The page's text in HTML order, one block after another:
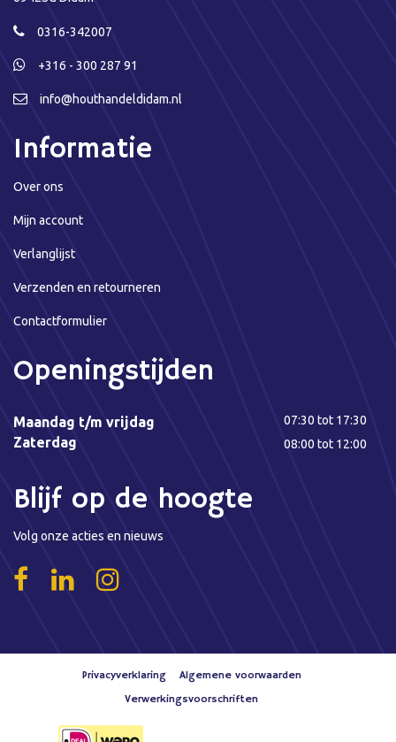
0316-342007
+316 - 300 287 91
info@houthandeldidam.nl
Informatie
Over ons
Mijn account
Verlanglijst
Verzenden en retourneren
Contactformulier
Openingstijden
Maandag t/m vrijdag
Zaterdag
07:30 tot 17:30
08:00 tot 12:00
Blijf op de hoogte
Volg onze acties en nieuws
Privacyverklaring
Algemene voorwaarden
Verwerkingsvoorschriften